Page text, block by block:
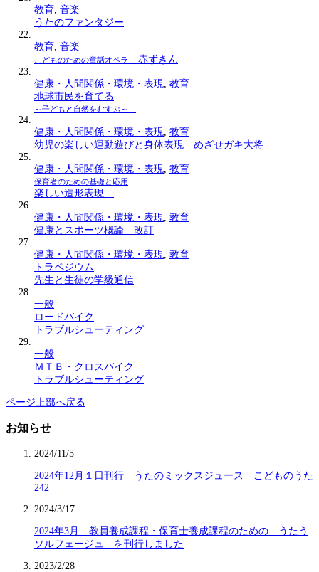
教育 音楽
うたのファンタジー
教育 音楽
こどものための童話オペラ 赤ずきん
健康・人間関係・環境・表現
教育
地球市民を育てる
～子どもと自然をむすぶ～
健康・人間関係・環境・表現
教育
幼児の楽しい運動遊びと身体表現 めざせガキ大将
健康・人間関係・環境・表現 教育
保育者のための基礎と応用
楽しい造形表現
健康・人間関係・環境・表現
教育
健康とスポーツ概論 改訂
健康・人間関係・環境・表現
教育
トラペジウム
先生と生徒の学級通信
一般
ロードバイク
トラブルシューティング
一般
ＭＴＢ・クロスバイク
トラブルシューティング
ページ上部へ戻る
お知らせ
2024/11/5
2024年12月１日刊行 うたのミックスジュース こどものうた
242
2024/3/17
2024年3月 教員養成課程・保育士養成課程のための うたう
ソルフェージュ を刊行しました
2023/2/28